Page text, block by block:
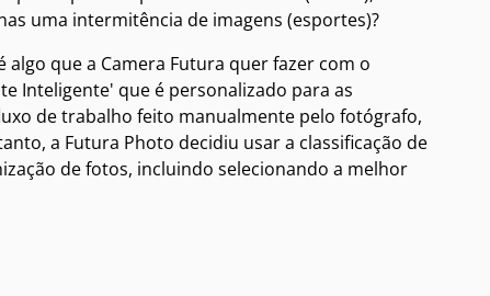
uma intermitência de imagens (esportes)?
que a Camera Futura quer fazer com o
Inteligente' que é personalizado para as
de trabalho feito manualmente pelo fotógrafo,
a Futura Photo decidiu usar a classificação de
de fotos, incluindo selecionando a melhor